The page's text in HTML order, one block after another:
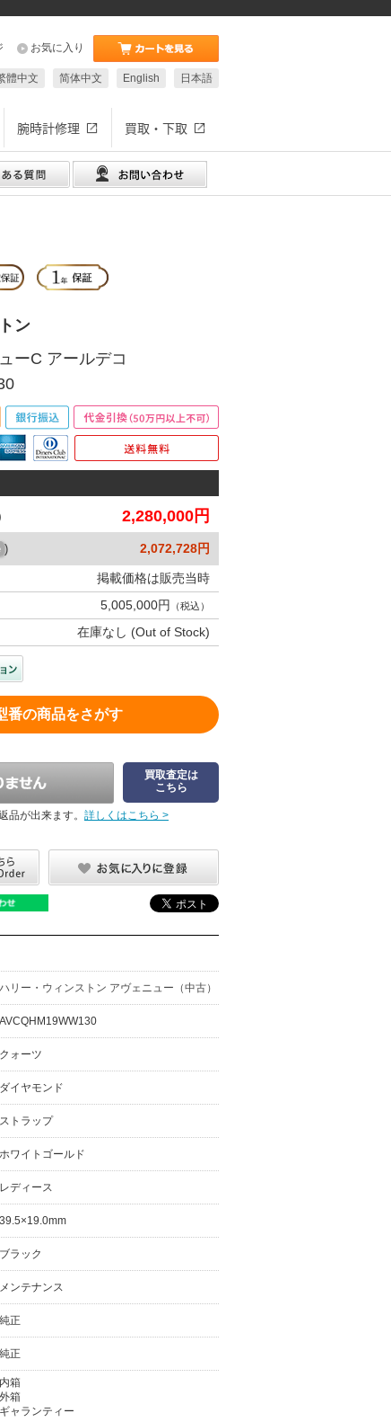
お気に入り
日本語
English
简体中文
體中文
腕時計修理 買取・下取
ン
ーC アールデコ
2,280,000円
) 2,072,728円
掲載価格は販売当時
5,005,000円 （税込）
在庫なし (Out of Stock)
番の商品をさがす
買取査定は
こちら
品が出来ます。 詳しくはこちら >
ハリー・ウィンストン アヴェニュー（中古）
AVCQHM19WW130
クォーツ
ダイヤモンド
ストラップ
ホワイトゴールド
レディース
39.5×19.0mm
ブラック
メンテナンス
純正
純正
内箱
外箱
ギャランティー